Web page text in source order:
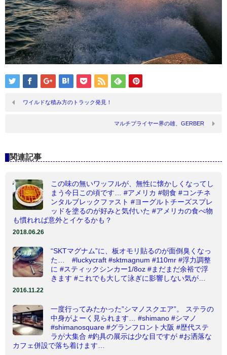
ワイルドな積み方のトラック発見！
マルチプライヤー界の雄、GERBER
関連記事
この味の無いワッフルが、無性に懐かしくなってし
まう今日この頃です… #アメリカ #朝食 #コンチネ
ンタルブレックファスト #ヨーグルトチーズスプレ
ッドを塗るのが好みと気付いた #アメリカの食べ物
も慣れれば意外とイケるかも？
2018.06.26
“SKTマグナム”に、板オモリ貼るのが面倒臭くなっ
た… #luckycraft #sktmagnum #110mr #浮力調整
に #スティックシンカー1/8oz #まだまだ余裕で浮
きます #これでも大して泳ぎに影響しない気が…
2016.11.22
一度行ってみたかった”シマノスクエア”。 ステラの
中身がよーく見られます… #shimano #シマノ
#shimanosquare #グランフロント大阪 #歴代ステ
ラが大集合 #釣具の展示は少な目ですが #お洒落な
カフェ併設で落ち着けます…